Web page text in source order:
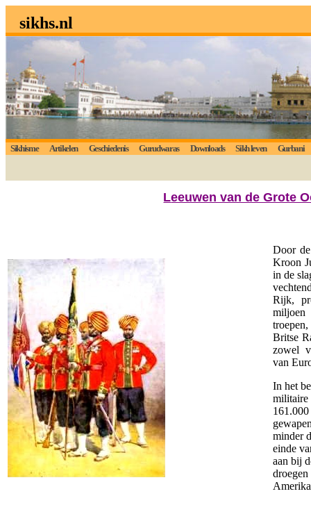
sikhs.nl
Sikhisme Artikelen Geschiedenis Gurudwaras Downloads Sikh leven Gurbani
Leeuwen van de Grote
Door
Kroon
in de
Rijk,
miljoen
Britse
zowel
van
In het
militaire
minder
einde
aan bij